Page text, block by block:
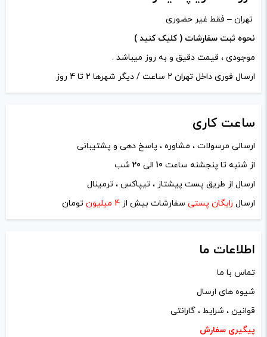
دیدگاه خود را بنویسید
*
تهران – فقط غیر حضوری
نحوه ثبت سفارشات ( کلیک کنید )
موجودی ، قیمت دقیق و به روز میباشد .
ارسال فوری داخل تهران 2 ساعت / دیگر شهرها 2 تا 4 روز
ساعت کاری
ارسالی مرسولات ، مشاوره ، پاسخ دهی و پشتیبانی
از شنبه تا پنجشنه ساعت 10 الی 20 شب
ارسال از طریق پست پیشتاز ، تیپاکس ، ترمینال
ارسال رایگان پستی سفارشات بیش از 4 میلیون تومان
اطلاعات ما
تماس با ما
شیوه های ارسال
قوانین ، شرایط ، گارانتی
پیگیری سفارش